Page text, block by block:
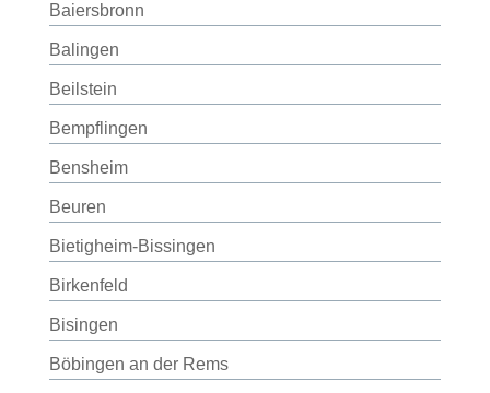
Baiersbronn
Balingen
Beilstein
Bempflingen
Bensheim
Beuren
Bietigheim-Bissingen
Birkenfeld
Bisingen
Böbingen an der Rems